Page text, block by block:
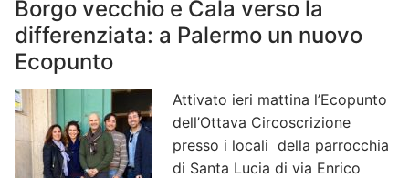
Borgo vecchio e Cala verso la
differenziata: a Palermo un nuovo
Ecopunto
Attivato ieri mattina l’Ecopunto
dell’Ottava Circoscrizione
presso i locali della parrocchia
di Santa Lucia di via Enrico